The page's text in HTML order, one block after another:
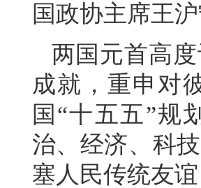
国政协主席王
两国元首高
成就，重申对
国“十五五”规
治、经济、科
塞人民传统友